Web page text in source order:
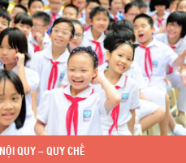
NỘI QUY – QUY CHẾ